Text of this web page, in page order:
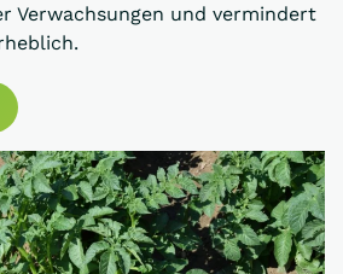
Verwachsungen und vermindert